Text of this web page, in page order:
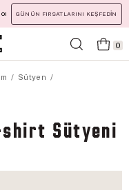
GÜNÜN FIRSATLARINI KEŞFEDİN
0
Sütyen
shirt Sütyeni